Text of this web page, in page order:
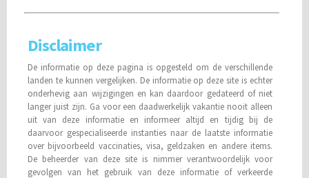
Disclaimer
De informatie op deze pagina is opgesteld om de verschillende
landen te kunnen vergelijken. De informatie op deze site is echter
onderhevig aan wijzigingen en kan daardoor gedateerd of niet
langer juist zijn. Ga voor een daadwerkelijk vakantie nooit alleen
uit van deze informatie en informeer altijd en tijdig bij de
daarvoor gespecialiseerde instanties naar de laatste informatie
over bijvoorbeeld vaccinaties, visa, geldzaken en andere items.
De beheerder van deze site is nimmer verantwoordelijk voor
gevolgen van het gebruik van deze informatie of verkeerde